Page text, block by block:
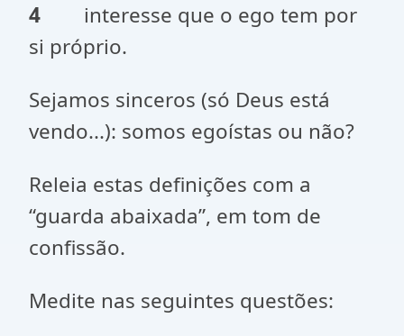
4
interesse que o ego tem por
si próprio.
Sejamos sinceros (só Deus está
vendo...): somos egoístas ou não?
Releia estas definições com a
“guarda abaixada”, em tom de
confissão.
Medite nas seguintes questões: